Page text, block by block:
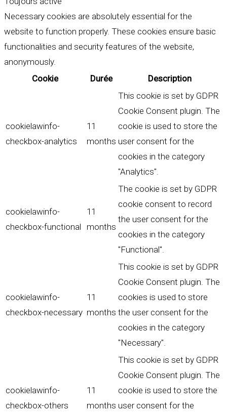
Necessary cookies are absolutely essential for the
website to function properly. These cookies ensure basic
functionalities and security features of the website,
anonymously.
Cookie
Durée Description
cookielawinfo-
checkbox-analytics
11
months
This cookie is set by GDPR
Cookie Consent plugin. The
cookie is used to store the
user consent for the
cookies in the category
"Analytics".
cookielawinfo-
checkbox-functional
11
months
The cookie is set by GDPR
cookie consent to record
the user consent for the
cookies in the category
"Functional".
cookielawinfo-
checkbox-necessary
11
months
This cookie is set by GDPR
Cookie Consent plugin. The
cookies is used to store
the user consent for the
cookies in the category
"Necessary".
cookielawinfo-
checkbox-others
11
months
This cookie is set by GDPR
Cookie Consent plugin. The
cookie is used to store the
user consent for the